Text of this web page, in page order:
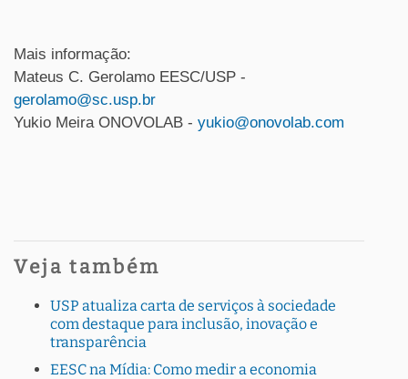
Mais informação:
Mateus C. Gerolamo EESC/USP -
gerolamo@sc.usp.br
Yukio Meira ONOVOLAB - yukio@onovolab.com
Veja também
USP atualiza carta de serviços à sociedade
com destaque para inclusão, inovação e
transparência
EESC na Mídia: Como medir a economia